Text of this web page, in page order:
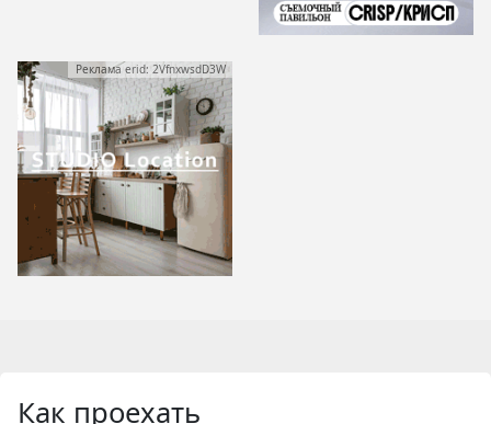
Реклама erid: 2VfnxwsdD3W
Как проехать